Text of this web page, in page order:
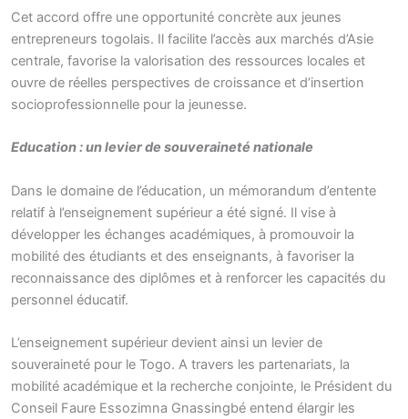
Cet accord offre une opportunité concrète aux jeunes
entrepreneurs togolais. Il facilite l’accès aux marchés d’Asie
centrale, favorise la valorisation des ressources locales et
ouvre de réelles perspectives de croissance et d’insertion
socioprofessionnelle pour la jeunesse.
Education : un levier de souveraineté nationale
Dans le domaine de l’éducation, un mémorandum d’entente
relatif à l’enseignement supérieur a été signé. Il vise à
développer les échanges académiques, à promouvoir la
mobilité des étudiants et des enseignants, à favoriser la
reconnaissance des diplômes et à renforcer les capacités du
personnel éducatif.
L’enseignement supérieur devient ainsi un levier de
souveraineté pour le Togo. A travers les partenariats, la
mobilité académique et la recherche conjointe, le Président du
Conseil Faure Essozimna Gnassingbé entend élargir les